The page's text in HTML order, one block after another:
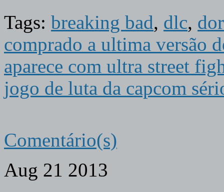
Tags: breaking bad, dlc,
comprado a ultima versão
aparece com ultra street
jogo de luta da capcom
Comentário(s)
Aug 21 2013